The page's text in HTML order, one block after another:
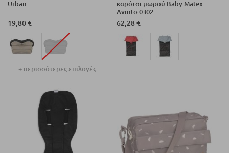
Urban.
19,80 €
+ περισσότερες επιλογές
καρότσι μωρού Baby Matex
Avinto 0302.
62,28 €